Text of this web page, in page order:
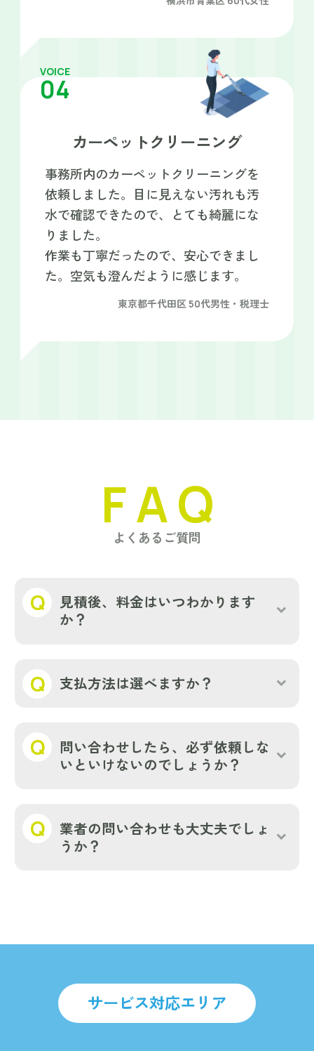
VOICE
04
カーペットクリーニング
事務所内のカーペットクリーニングを
依頼しました。目に見えない汚れも汚
水で確認できたので、とても綺麗にな
りました。
作業も丁寧だったので、安心できまし
た。空気も澄んだように感じます。
東京都千代田区 50代男性・税理士
FAQ
よくあるご質問
見積後、料金はいつわかります
か？
絡いたします。お急ぎの場合はお電話もどう
ぞ！
支払方法は選べますか？
ります。問い合わせしたら、必ず依頼しな
いといけないのでしょうか？
ど問い合わせ時にも、気になる点などござい
ましたらなんでもご相談ください。
業者の問い合わせも大丈夫でしょ
うか？
サービス対応エリア